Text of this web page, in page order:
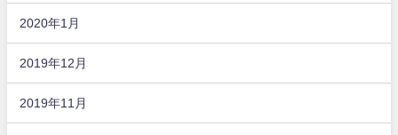
2020年1月
2019年12月
2019年11月